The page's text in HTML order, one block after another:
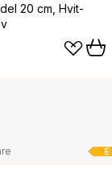
20 cm, Hvit-
E